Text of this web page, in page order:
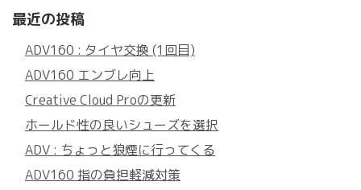
最近の投稿
ADV160 : タイヤ交換 (1回目)
ADV160 エンブレ向上
Creative Cloud Proの更新
ホールド性の良いシューズを選択
ADV : ちょっと狼煙に行ってくる
ADV160 指の負担軽減対策